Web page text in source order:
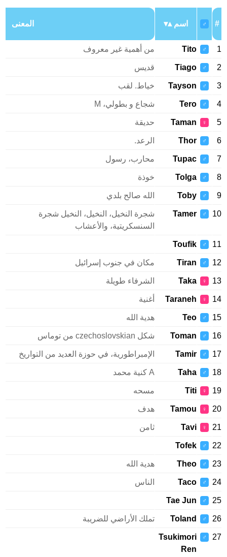
♂ المعنى
♂
Tito من أهمية غير معروف
♂
Tiago قديس
♂
Tayson خياط. لقب
♂
Tero شجاع و بطولي، M
♀
Taman حديقة
♂
Thor الرعد.
♂
Tupac محارب، رسول
♂
Tolga خوذة
♂
Toby الله صالح بلدي
♂
Tamer
شجرة النخيل، النخيل، النخيل شجرة
السنسكريتية، والأعشاب
♂
Toufik
♂
Tiran مكان في جنوب إسرائيل
♀
Taka الشرفاء طويلة
♀
Taraneh أغنية
♂
Teo هدية الله
♂
Toman شكل czechoslovskian من توماس
♂
Tamir الإمبراطورية، في حوزة العديد من التواريخ
♂
Taha
♀
Titi مسحه
♀
Tamou هدف
♀
Tavi ثامن
♂
Tofek
♂
Theo هدية الله
♂
Taco الناس
♂
Tae Jun
♂
Toland تملك الأراضي للضريبة
♂
Tsukimori
Ren